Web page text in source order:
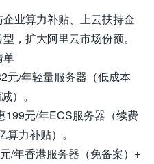
业算力补贴、上云扶持金
，扩大阿里云市场份额。
单
元/年轻量服务器（低成本
）。
199元/年ECS服务器（续费
力补贴）。
/年香港服务器（免备案）+